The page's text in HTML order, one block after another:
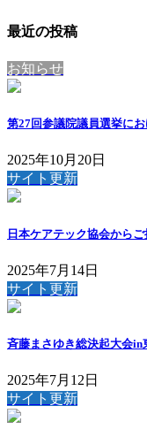
最近の投稿
お知らせ
第27回参議院議員選挙に
2025年10月20日
サイト更新
日本ケアテック協会から
2025年7月14日
サイト更新
斉藤まさゆき総決起大会in
2025年7月12日
サイト更新